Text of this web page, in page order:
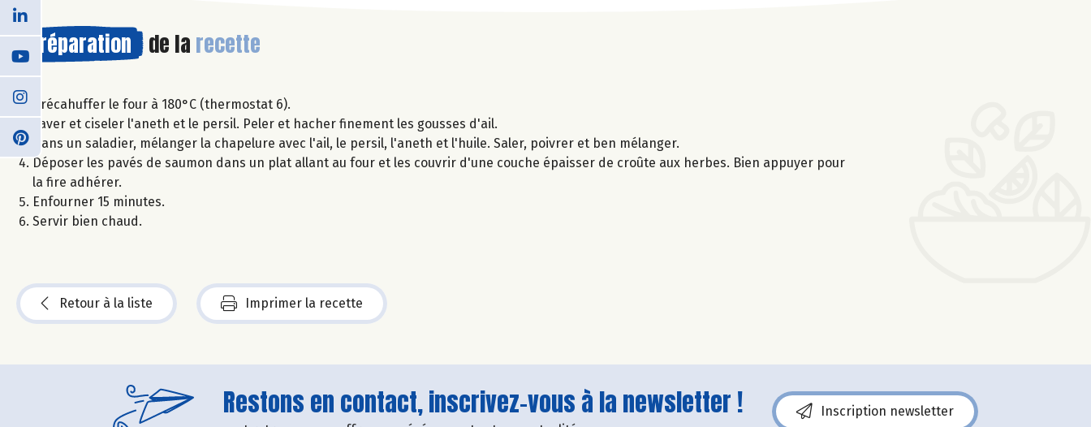
Préparation de la recette
Précahuffer le four à 180°C (thermostat 6).
Laver et ciseler l'aneth et le persil. Peler et hacher finement les gousses d'ail.
Dans un saladier, mélanger la chapelure avec l'ail, le persil, l'aneth et l'huile. Saler, poivrer et ben mélanger.
Déposer les pavés de saumon dans un plat allant au four et les couvrir d'une couche épaisser de croûte aux herbes. Bien appuyer pour
la fire adhérer.
Enfourner 15 minutes.
Servir bien chaud.
Retour à la liste Imprimer la recette
Restons en contact, inscrivez-vous à la newsletter ! Inscription newsletter